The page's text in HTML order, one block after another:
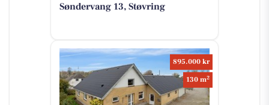
Søndervang 13, Støvring
895.000 kr
130 m2